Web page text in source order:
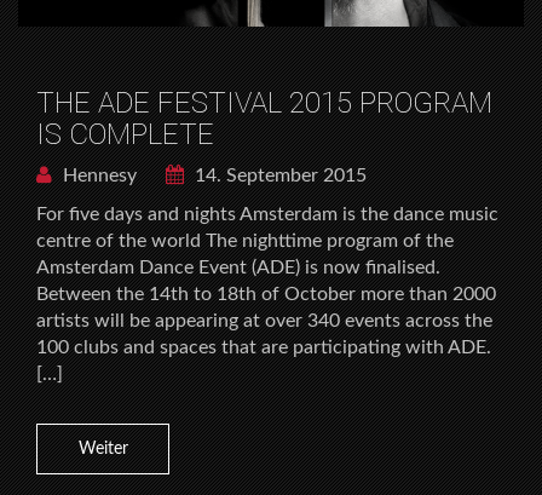
THE ADE FESTIVAL 2015 PROGRAM
IS COMPLETE
Hennesy
14. September 2015
For five days and nights Amsterdam is the dance music
centre of the world The nighttime program of the
Amsterdam Dance Event (ADE) is now finalised.
Between the 14th to 18th of October more than 2000
artists will be appearing at over 340 events across the
100 clubs and spaces that are participating with ADE.
[…]
Weiter